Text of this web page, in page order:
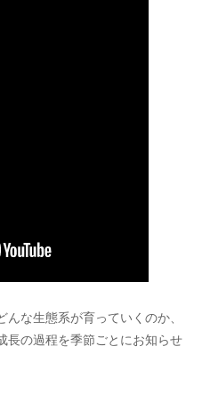
な生態系が育っていくのか、
長の過程を季節ごとにお知らせ